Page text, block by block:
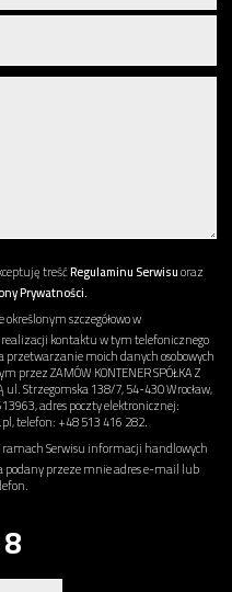
treśćRegulaminu Serwisuoraz
Prywatności.
szczegółowo w
kontaktu w tym telefonicznego
przetwarzanie moich danych osobowych
ZAMÓW KONTENER SPÓŁKA Z
ul. Strzegomska 138/7, 54-430 Wrocław,
adres poczty elektronicznej:
telefon: +48 513 416 282.
Serwisu informacji handlowych
podany przeze mnie adres e-mail lub